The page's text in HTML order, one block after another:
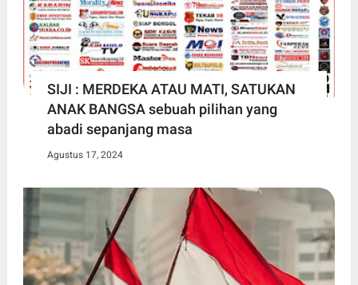
SIJI : MERDEKA ATAU MATI, SATUKAN
ANAK BANGSA sebuah pilihan yang
abadi sepanjang masa
Agustus 17, 2024